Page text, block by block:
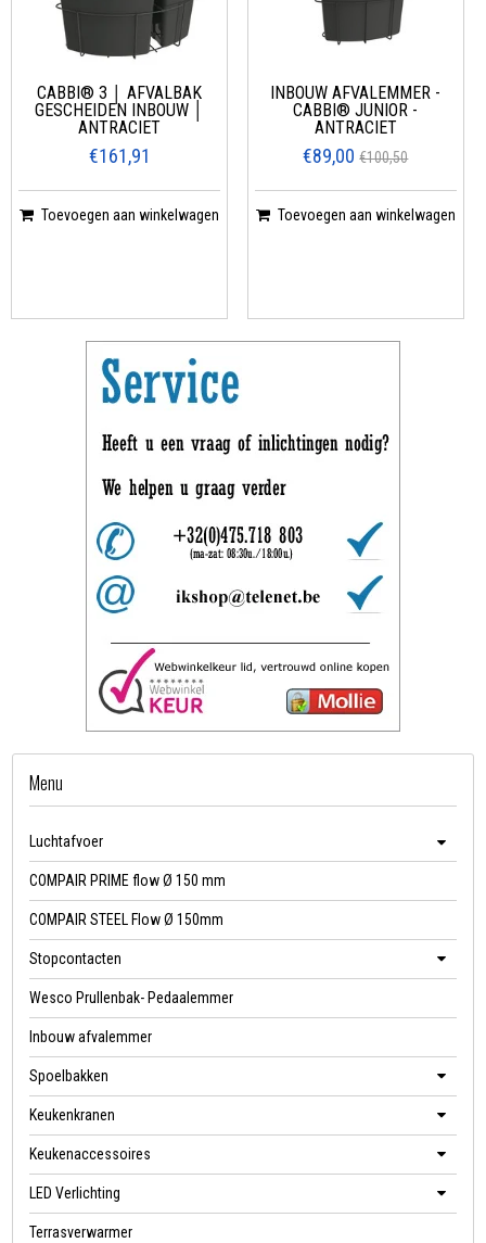
CABBI® 3 │ AFVALBAK
GESCHEIDEN INBOUW │
ANTRACIET
€161,91
Toevoegen aan winkelwagen
INBOUW AFVALEMMER -
CABBI® JUNIOR -
ANTRACIET
€89,00 €100,50
Toevoegen aan winkelwagen
Menu
Luchtafvoer
COMPAIR PRIME flow Ø 150 mm
COMPAIR STEEL Flow Ø 150mm
Stopcontacten
Wesco Prullenbak- Pedaalemmer
Inbouw afvalemmer
Spoelbakken
Keukenkranen
Keukenaccessoires
LED Verlichting
Terrasverwarmer